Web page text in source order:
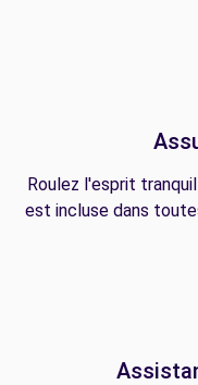
Roulez l'esprit
est incluse dans